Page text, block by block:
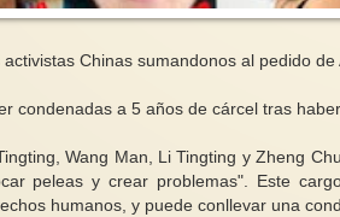
Chinas sumandonos al pedido
condenadas a 5 años de cárcel tras
Wang Man, Li Tingting y Zheng
peleas y crear problemas". Este
humanos, y puede conllevar una